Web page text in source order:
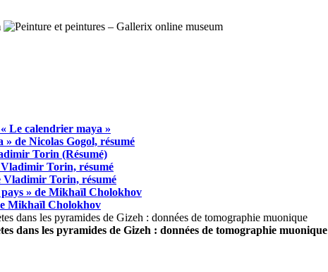
Le calendrier maya »
» de Nicolas Gogol, résumé
Torin (Résumé)
Vladimir Torin, résumé
Vladimir Torin, résumé
» de Mikhaïl Cholokhov
Mikhaïl Cholokhov
dans les pyramides de Gizeh : données de tomographie muonique